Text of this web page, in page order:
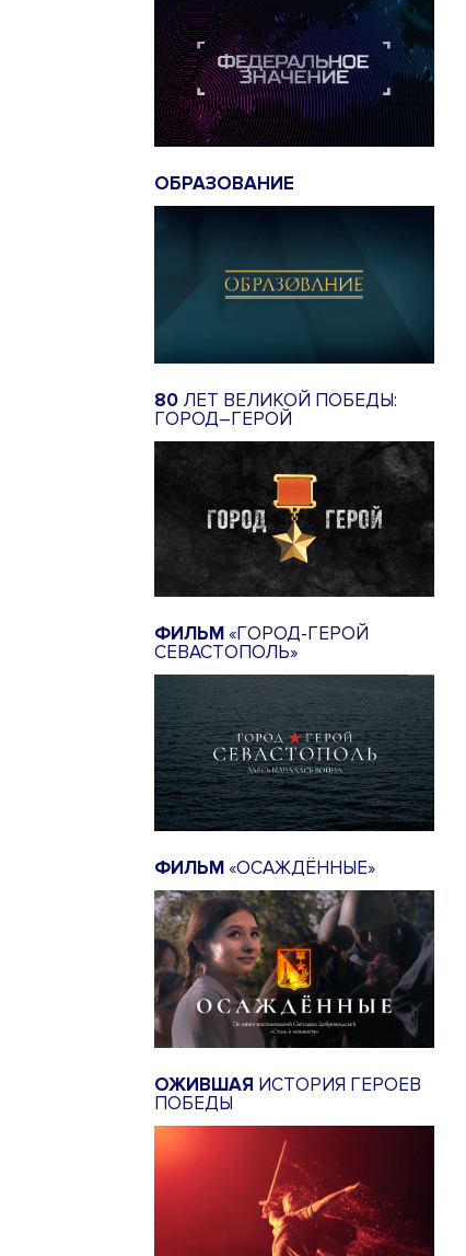
ОБРАЗОВАНИЕ
80 ЛЕТ ВЕЛИКОЙ ПОБЕДЫ:
ГОРОД–ГЕРОЙ
ФИЛЬМ«ГОРОД-ГЕРОЙ
СЕВАСТОПОЛЬ»
ФИЛЬМ«ОСАЖДЁННЫЕ»
ОЖИВШАЯ ИСТОРИЯ ГЕРОЕВ
ПОБЕДЫ